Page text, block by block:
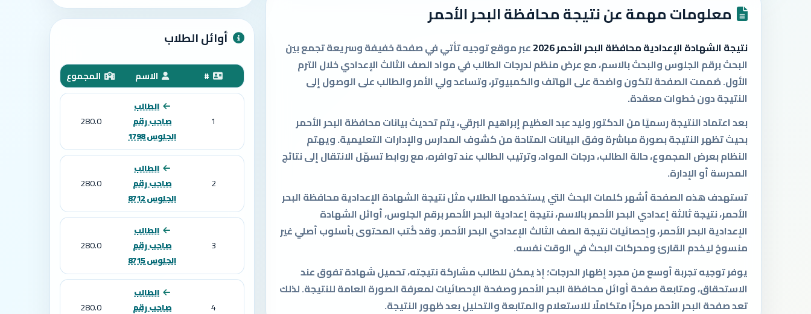
معلومات مهمة عن نتيجة محافظة البحر الأحمر
نتيجة الشهادة الإعدادية محافظة البحر الأحمر 2026
عبر موقع توجيه تأتي في صفحة خفيفة وسريعة تجمع بين
البحث برقم الجلوس والبحث بالاسم، مع عرض منظم لدرجات الطالب في مواد الصف الثالث الإعدادي خلال الترم
الأول. صُممت الصفحة لتكون واضحة على الهاتف والكمبيوتر، وتساعد ولي الأمر والطالب على الوصول إلى
النتيجة دون خطوات معقدة.
بعد اعتماد النتيجة رسميًا من الدكتور وليد عبد العظيم إبراهيم البرقي، يتم تحديث بيانات محافظة البحر الأحمر
بحيث تظهر النتيجة بصورة مباشرة وفق البيانات المتاحة من كشوف المدارس والإدارات التعليمية. ويهتم
النظام بعرض المجموع، حالة الطالب، درجات المواد، وترتيب الطالب عند توافره، مع روابط تسهّل الانتقال إلى نتائج
المدرسة أو الإدارة.
تستهدف هذه الصفحة أشهر كلمات البحث التي يستخدمها الطلاب مثل نتيجة الشهادة الإعدادية محافظة البحر
الأحمر، نتيجة ثالثة إعدادي البحر الأحمر بالاسم، نتيجة إعدادية البحر الأحمر برقم الجلوس، أوائل الشهادة
الإعدادية البحر الأحمر، وإحصائيات نتيجة الصف الثالث الإعدادي البحر الأحمر. وقد كُتب المحتوى بأسلوب أصلي غير
منسوخ ليخدم القارئ ومحركات البحث في الوقت نفسه.
يوفر توجيه تجربة أوسع من مجرد إظهار الدرجات؛ إذ يمكن للطالب مشاركة نتيجته، تحميل شهادة تفوق عند
الاستحقاق، ومتابعة صفحة أوائل محافظة البحر الأحمر وصفحة الإحصائيات لمعرفة الصورة العامة للنتيجة. لذلك
تعد صفحة البحر الأحمر مركزًا متكاملًا للاستعلام والمتابعة والتحليل بعد ظهور النتيجة.
أوائل الطلاب
# الاسم المجموع
1
الطالب
صاحب رقم
الجلوس 1798
280.0
2
الطالب
صاحب رقم
الجلوس 8712
280.0
3
الطالب
صاحب رقم
الجلوس 8715
280.0
4
الطالب
صاحب رقم
280.0